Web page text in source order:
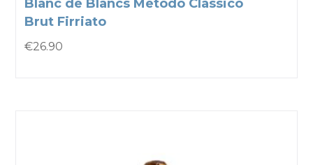
Blanc de Blancs Metodo Classico
Brut Firriato
€26.90